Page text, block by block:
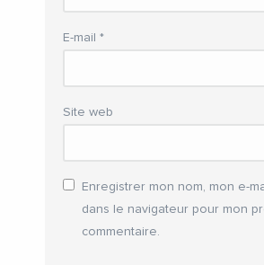
E-mail *
Site web
Enregistrer mon nom, mon e-
dans le navigateur pour mon
commentaire.